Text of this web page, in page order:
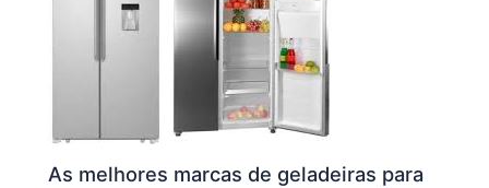
As melhores marcas de geladeiras para